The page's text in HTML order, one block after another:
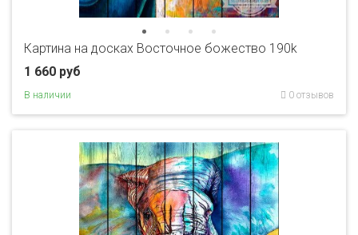
Картина на досках Восточное божество 190k
1 660 руб
В наличии 0 отзывов